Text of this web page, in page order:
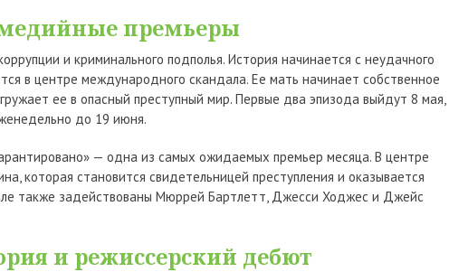
премьеры
и криминального подполья. История начинается с неудачного
в центре международного скандала. Ее мать начинает собственное
ее в опасный преступный мир. Первые два эпизода выйдут 8 мая,
до 19 июня.
— одна из самых ожидаемых премьер месяца. В центре
которая становится свидетельницей преступления и оказывается
также задействованы Мюррей Бартлетт, Джесси Ходжес и Джейс
и режиссерский дебют